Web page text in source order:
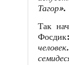
Тагор».
Так